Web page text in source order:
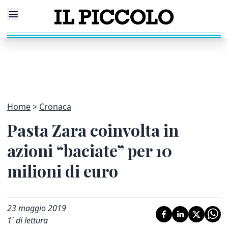
Home Cronaca
Pasta Zara coinvolta in
azioni “baciate” per 10
milioni di euro
23 maggio 2019
1' di lettura